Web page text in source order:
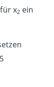
x2 ein